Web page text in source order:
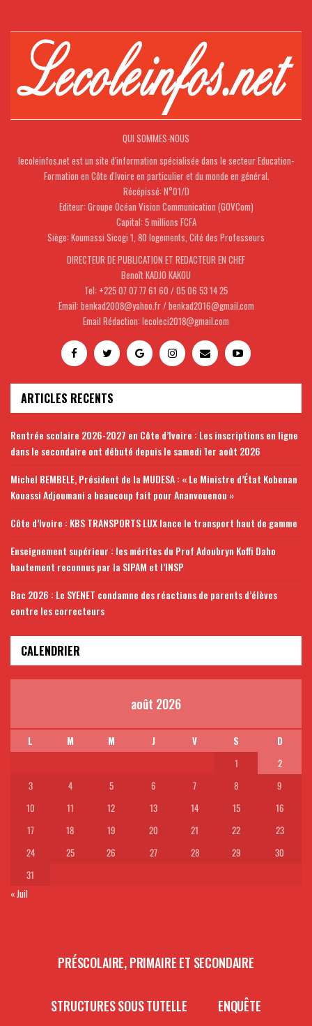
QUI SOMMES-NOUS
lecoleinfos.net est un site d'information spécialisée dans le secteur Education-
Formation en Côte d'Ivoire en particulier et du monde en général.
Récépissé: N°01/D
Editeur: Groupe Océan Vision Communication (GOVCom)
Capital: 5 millions FCFA
Siège: Koumassi Sicogi 1, 80 logements, Cité des Professeurs
DIRECTEUR DE PUBLICATION ET REDACTEUR EN CHEF
Benoît KADJO KAKOU
Tel: +225 07 07 77 61 60 / 05 06 53 14 25
Email: benkad2008@yahoo.fr / benkad2016@gmail.com
Email Rédaction: lecoleci2018@gmail.com
ARTICLES RECENTS
Rentrée scolaire 2026-2027 en Côte d’Ivoire : Les inscriptions en ligne
dans le secondaire ont débuté depuis le samedi 1er août 2026
Michel BEMBELE, Président de la MUDESA : « Le Ministre d’État Kobenan
Kouassi Adjoumani a beaucoup fait pour Ananvouenou »
Côte d’Ivoire : KBS TRANSPORTS LUX lance le transport haut de gamme
Enseignement supérieur : les mérites du Prof Adoubryn Koffi Daho
hautement reconnus par la SIPAM et l’INSP
Bac 2026 : Le SYENET condamne des réactions de parents d’élèves
contre les correcteurs
CALENDRIER
août 2026
L M M J V S
D
1
2
3
4 5 6 7 8
9
10
11 12 13 14 15
16
17
18 19 20 21 22
23
24
25 26 27 28 29
30
31
« Juil
PRÉSCOLAIRE, PRIMAIRE ET SECONDAIRE
STRUCTURES SOUS TUTELLE ENQUÊTE